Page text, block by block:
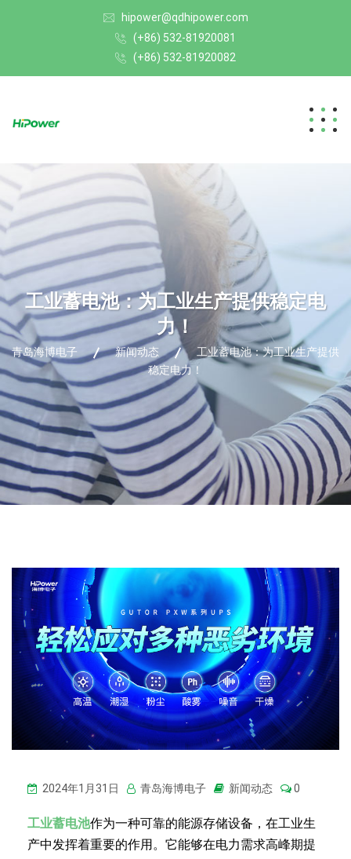
hipower@qdhipower.com
(+86) 532-81920081
(+86) 532-81920082
工业蓄电池：为工业生产提供稳定电
力！
青岛海博电子 新闻动态
工业蓄电池：为工业生产提供
稳定电力！
2024年1月31日 青岛海博电子 新闻动态 0
工业蓄电池作为一种可靠的能源存储设备，在工业生
产中发挥着重要的作用。它能够在电力需求高峰期提